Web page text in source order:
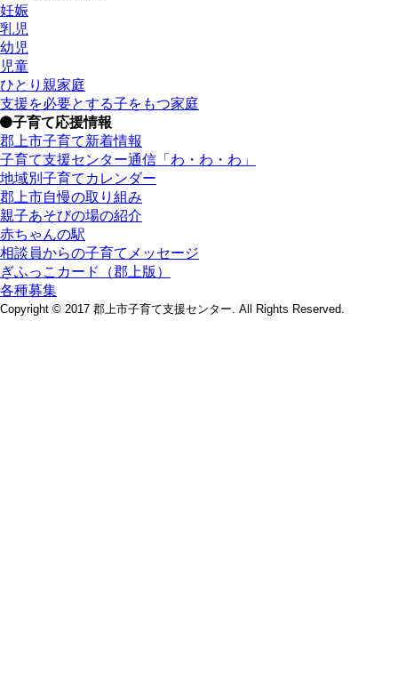
妊娠
乳児
幼児
児童
ひとり親家庭
支援を必要とする子をもつ家庭
子育て応援情報
郡上市子育て新着情報
子育て支援センター通信「わ・わ・わ」
地域別子育てカレンダー
郡上市自慢の取り組み
親子あそびの場の紹介
赤ちゃんの駅
相談員からの子育てメッセージ
ぎふっこカード（郡上版）
各種募集
Copyright © 2017 郡上市子育て支援センター. All Rights Reserved.